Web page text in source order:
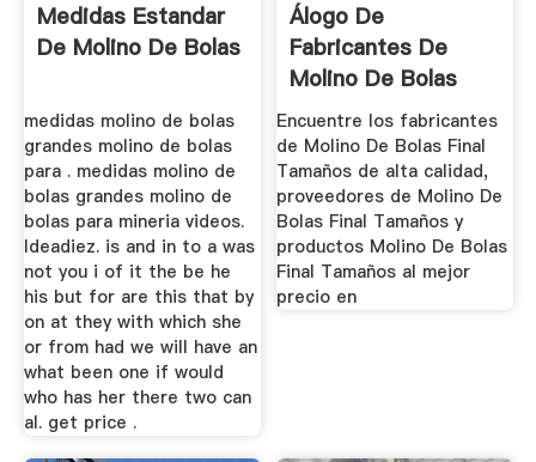
Medidas Estandar
De Molino De Bolas
medidas molino de bolas
grandes molino de bolas
para . medidas molino de
bolas grandes molino de
bolas para mineria videos.
Ideadiez. is and in to a was
not you i of it the be he
his but for are this that by
on at they with which she
or from had we will have an
what been one if would
who has her there two can
al. get price .
Álogo De
Fabricantes De
Molino De Bolas
Final Tamaños ...
Encuentre los fabricantes
de Molino De Bolas Final
Tamaños de alta calidad,
proveedores de Molino De
Bolas Final Tamaños y
productos Molino De Bolas
Final Tamaños al mejor
precio en